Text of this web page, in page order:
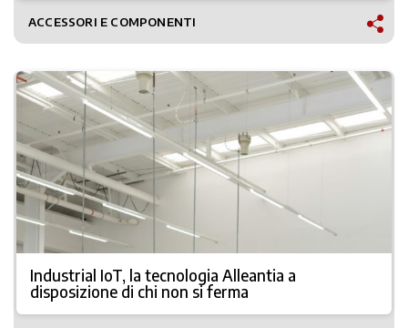
ACCESSORI E COMPONENTI
Industrial IoT, la tecnologia Alleantia a
disposizione di chi non si ferma